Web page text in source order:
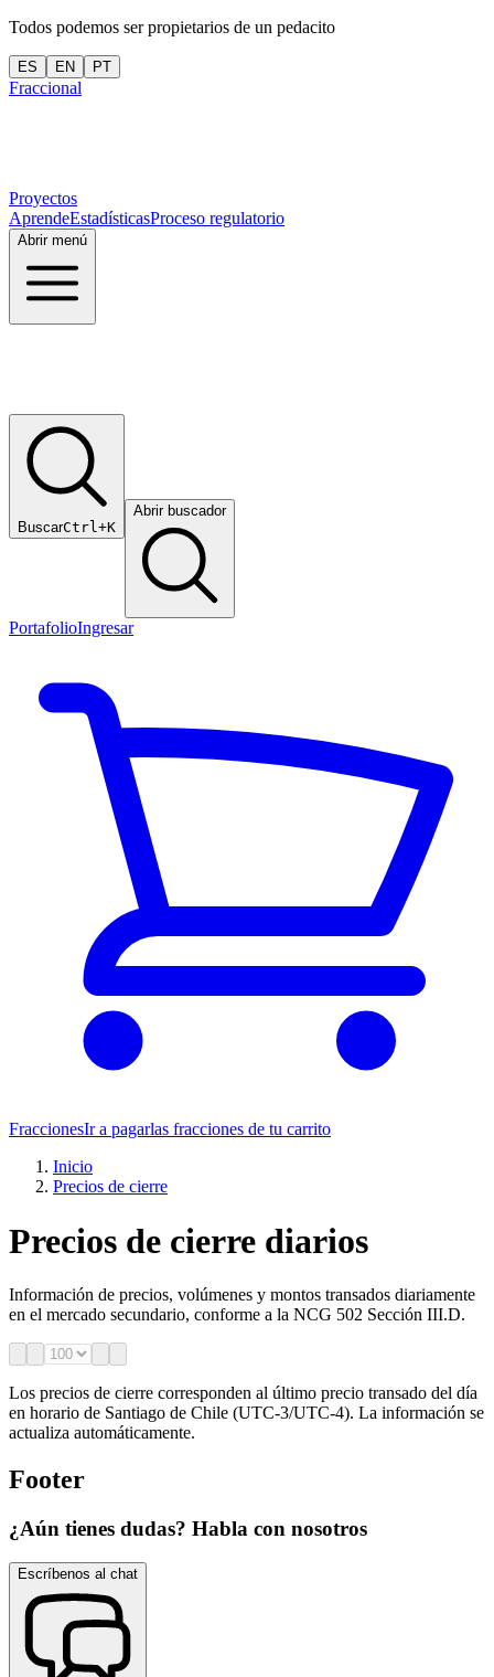
Todos podemos ser propietarios de un pedacito
ES EN PT
Fraccional
Proyectos
AprendeEstadísticasProceso regulatorio
Abrir menú
BuscarCtrl+K
Abrir buscador
PortafolioIngresar
FraccionesIr a pagarlas fracciones de tu carrito
Inicio
Precios de cierre
Precios de cierre diarios
Información de precios, volúmenes y montos transados diariamente
en el mercado secundario, conforme a la NCG 502 Sección III.D.
Los precios de cierre corresponden al último precio transado del día
en horario de Santiago de Chile (UTC-3/UTC-4). La información se
actualiza automáticamente.
Footer
¿Aún tienes dudas? Habla con nosotros
Escríbenos al chat